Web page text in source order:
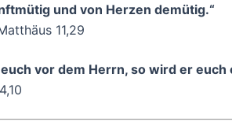
und von Herzen demütig.“
11,29
vor dem Herrn, so wird er euch